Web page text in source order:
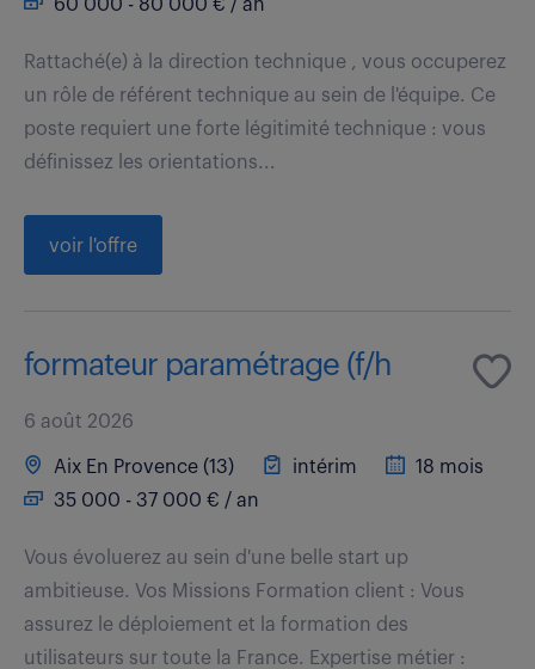
60 000 - 80 000 € / an
Rattaché(e) à la direction technique , vous occuperez
un rôle de référent technique au sein de l'équipe. Ce
poste requiert une forte légitimité technique : vous
définissez les orientations...
voir l'offre
formateur paramétrage (f/h
6 août 2026
Aix En Provence (13) intérim
18 mois
35 000 - 37 000 € / an
Vous évoluerez au sein d'une belle start up
ambitieuse. Vos Missions Formation client : Vous
assurez le déploiement et la formation des
utilisateurs sur toute la France. Expertise métier :